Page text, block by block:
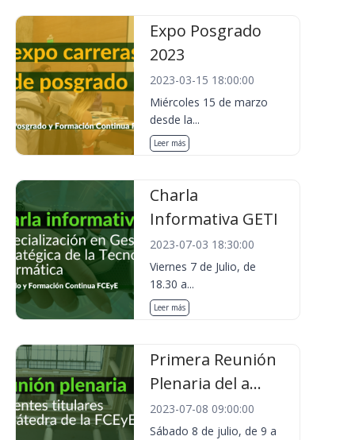
Expo Posgrado
2023
2023-03-15 18:00:00
Miércoles 15 de marzo
desde la...
Leer más
Charla
Informativa GETI
2023-07-03 18:30:00
Viernes 7 de Julio, de
18.30 a...
Leer más
Primera Reunión
Plenaria del a...
2023-07-08 09:00:00
Sábado 8 de julio, de 9 a